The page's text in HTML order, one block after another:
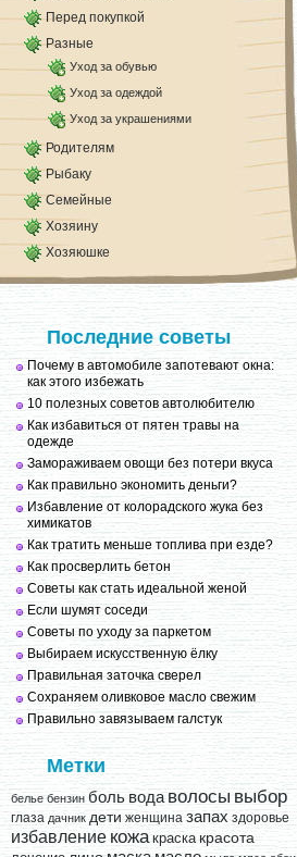
Перед покупкой
Разные
Уход за обувью
Уход за одеждой
Уход за украшениями
Родителям
Рыбаку
Семейные
Хозяину
Хозяюшке
Последние советы
Почему в автомобиле запотевают окна:
как этого избежать
10 полезных советов автолюбителю
Как избавиться от пятен травы на
одежде
Замораживаем овощи без потери вкуса
Как правильно экономить деньги?
Избавление от колорадского жука без
химикатов
Как тратить меньше топлива при езде?
Как просверлить бетон
Советы как стать идеальной женой
Если шумят соседи
Советы по уходу за паркетом
Выбираем искусственную ёлку
Правильная заточка сверел
Сохраняем оливковое масло свежим
Правильно завязываем галстук
Метки
белье бензин боль вода волосы выбор
глаза дачник дети женщина запах здоровье
избавление кожа краска красота